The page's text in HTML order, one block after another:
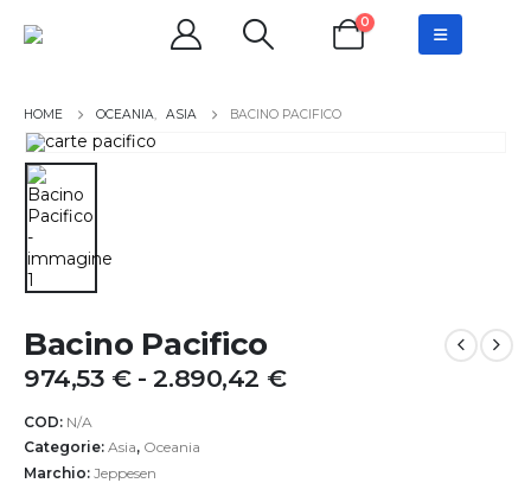
0
OCEANIA, ASIA BACINO PACIFICO
Bacino Pacifico
974,53€ - 2.890,42 €Fascia
COD: N/A
Categorie: Asia, Oceania
Marchio: Jeppesen